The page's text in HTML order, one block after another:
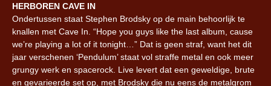
HERBOREN CAVE IN
Ondertussen staat Stephen Brodsky op de main behoorlijk te
knallen met Cave In. “Hope you guys like the last album, cause
we’re playing a lot of it tonight…” Dat is geen straf, want het dit
jaar verschenen ‘Pendulum’ staat vol straffe metal en ook meer
grungy werk en spacerock. Live levert dat een geweldige, brute
en gevarieerde set op, met Brodsky die nu eens de metalgrom